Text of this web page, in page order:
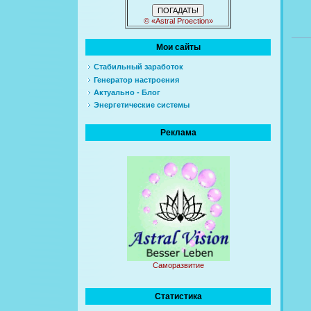
© «Astral Proection»
Мои сайты
Стабильный заработок
Генератор настроения
Актуально - Блог
Энергетические системы
Реклама
Саморазвитие
Статистика